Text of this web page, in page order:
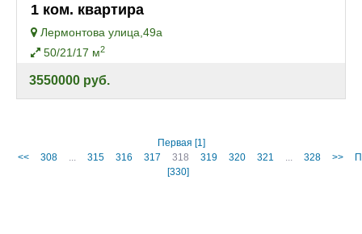
1 ком. квартира
Лермонтова улица,49а
50/21/17 м2
3550000 руб.
Первая [1]
<<
308 315 316 317 318 319 320 321 328 >>
[330]